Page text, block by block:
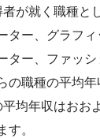
が就く職種と
ター、グラフ
ター、ファッ
の職種の平均
均年収はおお
す。